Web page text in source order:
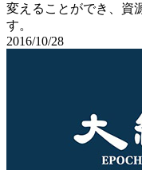
変えることができ、資
す。
2016/10/28